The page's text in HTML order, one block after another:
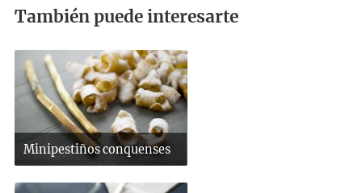
También puede interesarte
Minipestiños conquenses